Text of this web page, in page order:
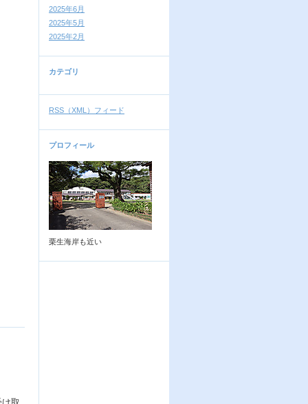
2025年6月
2025年5月
2025年2月
カテゴリ
RSS（XML）フィード
プロフィール
栗生海岸も近い